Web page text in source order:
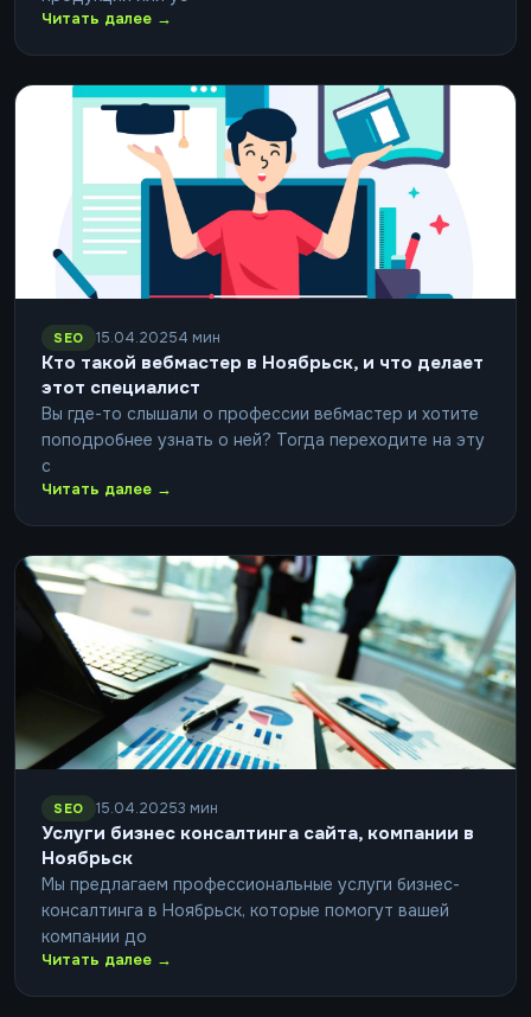
Читать далее →
SEO 15.04.20254 мин
Кто такой вебмастер в Ноябрьск, и что делает
этот специалист
Вы где-то слышали о профессии вебмастер и хотите
поподробнее узнать о ней? Тогда переходите на эту
с
Читать далее →
SEO 15.04.20253 мин
Услуги бизнес консалтинга сайта, компании в
Ноябрьск
Мы предлагаем профессиональные услуги бизнес-
консалтинга в Ноябрьск, которые помогут вашей
компании до
Читать далее →